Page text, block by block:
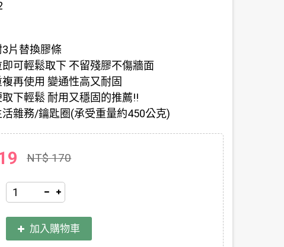
片替換膠條
可輕鬆取下 不留殘膠不傷牆面
再使用 變通性高又耐固
下輕鬆 耐用又穩固的推薦!!
雜務/鑰匙圈(承受重量約450公克)
NT$ 170
加入購物車